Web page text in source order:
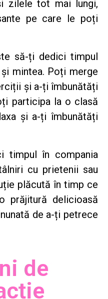
zilele tot mai lungi,
pe care le poți
să-ți dedici timpul
mintea. Poți merge
și a-ți îmbunătăți
participa la o clasă
și a-ți îmbunătăți
timpul în compania
cu prietenii sau
plăcută în timp ce
prăjitură delicioasă
de a-ți petrece
de